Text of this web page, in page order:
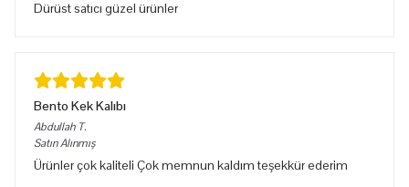
Dürüst satıcı güzel ürünler
Bento Kek Kalıbı
Abdullah T.
Satın Alınmış
Ürünler çok kaliteli Çok memnun kaldım teşekkür ederim